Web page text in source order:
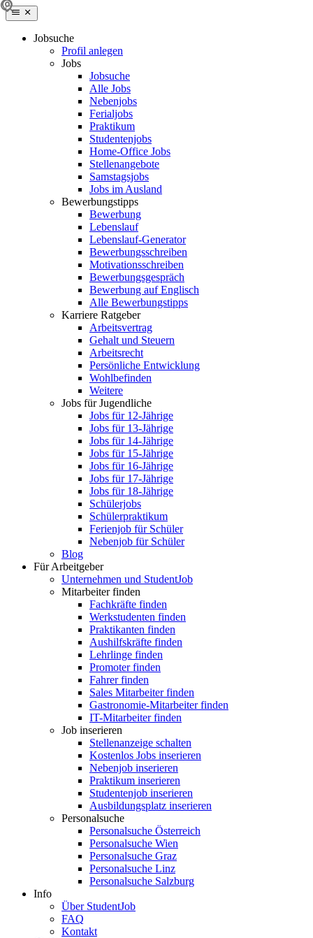
Jobsuche
Profil anlegen
Jobs
Jobsuche
Alle Jobs
Nebenjobs
Ferialjobs
Praktikum
Studentenjobs
Home-Office Jobs
Stellenangebote
Samstagsjobs
Jobs im Ausland
Bewerbungstipps
Bewerbung
Lebenslauf
Lebenslauf-Generator
Bewerbungsschreiben
Motivationsschreiben
Bewerbungsgespräch
Bewerbung auf Englisch
Alle Bewerbungstipps
Karriere Ratgeber
Arbeitsvertrag
Gehalt und Steuern
Arbeitsrecht
Persönliche Entwicklung
Wohlbefinden
Weitere
Jobs für Jugendliche
Jobs für 12-Jährige
Jobs für 13-Jährige
Jobs für 14-Jährige
Jobs für 15-Jährige
Jobs für 16-Jährige
Jobs für 17-Jährige
Jobs für 18-Jährige
Schülerjobs
Schülerpraktikum
Ferienjob für Schüler
Nebenjob für Schüler
Blog
Für Arbeitgeber
Unternehmen und StudentJob
Mitarbeiter finden
Fachkräfte finden
Werkstudenten finden
Praktikanten finden
Aushilfskräfte finden
Lehrlinge finden
Promoter finden
Fahrer finden
Sales Mitarbeiter finden
Gastronomie-Mitarbeiter finden
IT-Mitarbeiter finden
Job inserieren
Stellenanzeige schalten
Kostenlos Jobs inserieren
Nebenjob inserieren
Praktikum inserieren
Studentenjob inserieren
Ausbildungsplatz inserieren
Personalsuche
Personalsuche Österreich
Personalsuche Wien
Personalsuche Graz
Personalsuche Linz
Personalsuche Salzburg
Info
Über StudentJob
FAQ
Kontakt